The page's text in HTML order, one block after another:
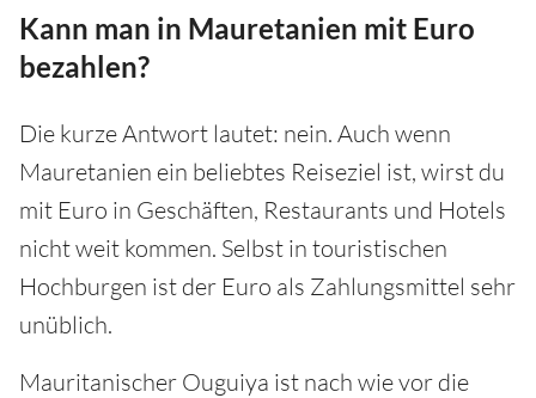
Kann man in Mauretanien mit Euro
bezahlen?
Die kurze Antwort lautet: nein. Auch wenn
Mauretanien ein beliebtes Reiseziel ist, wirst du
mit Euro in Geschäften, Restaurants und Hotels
nicht weit kommen. Selbst in touristischen
Hochburgen ist der Euro als Zahlungsmittel sehr
unüblich.
Mauritanischer Ouguiya ist nach wie vor die